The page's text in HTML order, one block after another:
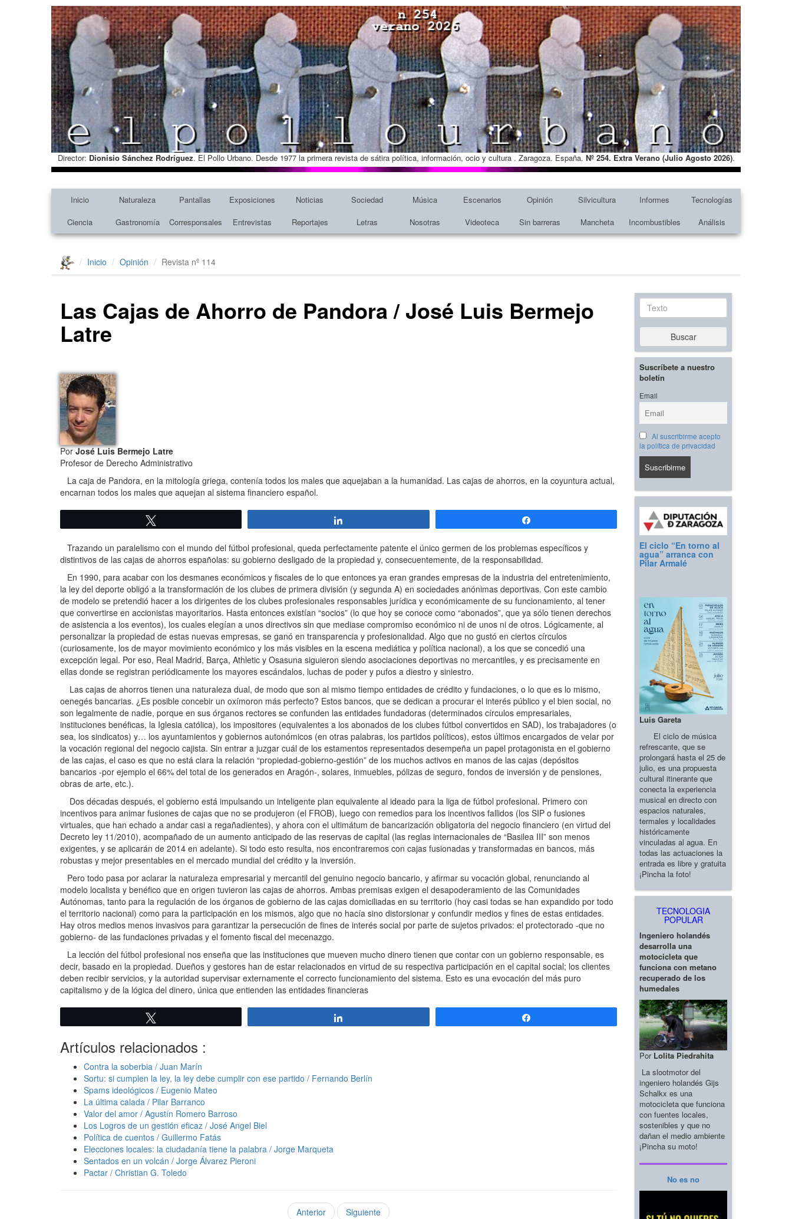
Director: Dionisio Sánchez Rodríguez. El Pollo Urbano. Desde 1977 la primera revista de sátira política, información, ocio y cultura . Zaragoza. España. Nº 254. Extra Verano (Julio Agosto 2026).
Inicio Naturaleza Pantallas Exposiciones Noticias Sociedad Música Escenarios Opinión Silvicultura Informes
Tecnologías
Ciencia
Gastronomía Corresponsales Entrevistas Reportajes Letras Nosotras Videoteca Sin barreras Mancheta Incombustibles Análisis
Inicio Opinión Revista nº 114
Las Cajas de Ahorro de Pandora / José Luis Bermejo
Latre
PorJosé Luis Bermejo Latre
Profesor de Derecho Administrativo
La caja de Pandora, en la mitología griega, contenía todos los males que aquejaban a la humanidad. Las cajas de ahorros, en la coyuntura actual,
encarnan todos los males que aquejan al sistema financiero español.
Trazando un paralelismo con el mundo del fútbol profesional, queda perfectamente patente el único germen de los problemas específicos y
distintivos de las cajas de ahorros españolas: su gobierno desligado de la propiedad y, consecuentemente, de la responsabilidad.
En 1990, para acabar con los desmanes económicos y fiscales de lo que entonces ya eran grandes empresas de la industria del entretenimiento,
la ley del deporte obligó a la transformación de los clubes de primera división (y segunda A) en sociedades anónimas deportivas. Con este cambio
de modelo se pretendió hacer a los dirigentes de los clubes profesionales responsables jurídica y económicamente de su funcionamiento, al tener
que convertirse en accionistas mayoritarios. Hasta entonces existían “socios” (lo que hoy se conoce como “abonados”, que ya sólo tienen derechos
de asistencia a los eventos), los cuales elegían a unos directivos sin que mediase compromiso económico ni de unos ni de otros. Lógicamente, al
personalizar la propiedad de estas nuevas empresas, se ganó en transparencia y profesionalidad. Algo que no gustó en ciertos círculos
(curiosamente, los de mayor movimiento económico y los más visibles en la escena mediática y política nacional), a los que se concedió una
excepción legal. Por eso, Real Madrid, Barça, Athletic y Osasuna siguieron siendo asociaciones deportivas no mercantiles, y es precisamente en
ellas donde se registran periódicamente los mayores escándalos, luchas de poder y pufos a diestro y siniestro.
Las cajas de ahorros tienen una naturaleza dual, de modo que son al mismo tiempo entidades de crédito y fundaciones, o lo que es lo mismo,
oenegés bancarias. ¿Es posible concebir un oxímoron más perfecto? Estos bancos, que se dedican a procurar el interés público y el bien social, no
son legalmente de nadie, porque en sus órganos rectores se confunden las entidades fundadoras (determinados círculos empresariales,
instituciones benéficas, la Iglesia católica), los impositores (equivalentes a los abonados de los clubes fútbol convertidos en SAD), los trabajadores (o
sea, los sindicatos) y… los ayuntamientos y gobiernos autonómicos (en otras palabras, los partidos políticos), estos últimos encargados de velar por
la vocación regional del negocio cajista. Sin entrar a juzgar cuál de los estamentos representados desempeña un papel protagonista en el gobierno
de las cajas, el caso es que no está clara la relación “propiedad-gobierno-gestión” de los muchos activos en manos de las cajas (depósitos
bancarios -por ejemplo el 66% del total de los generados en Aragón-, solares, inmuebles, pólizas de seguro, fondos de inversión y de pensiones,
obras de arte, etc.).
Dos décadas después, el gobierno está impulsando un inteligente plan equivalente al ideado para la liga de fútbol profesional. Primero con
incentivos para animar fusiones de cajas que no se produjeron (el FROB), luego con remedios para los incentivos fallidos (los SIP o fusiones
virtuales, que han echado a andar casi a regañadientes), y ahora con el ultimátum de bancarización obligatoria del negocio financiero (en virtud del
Decreto ley 11/2010), acompañado de un aumento anticipado de las reservas de capital (las reglas internacionales de “Basilea III” son menos
exigentes, y se aplicarán de 2014 en adelante). Si todo esto resulta, nos encontraremos con cajas fusionadas y transformadas en bancos, más
robustas y mejor presentables en el mercado mundial del crédito y la inversión.
Pero todo pasa por aclarar la naturaleza empresarial y mercantil del genuino negocio bancario, y afirmar su vocación global, renunciando al
modelo localista y benéfico que en origen tuvieron las cajas de ahorros. Ambas premisas exigen el desapoderamiento de las Comunidades
Autónomas, tanto para la regulación de los órganos de gobierno de las cajas domiciliadas en su territorio (hoy casi todas se han expandido por todo
el territorio nacional) como para la participación en los mismos, algo que no hacía sino distorsionar y confundir medios y fines de estas entidades.
Hay otros medios menos invasivos para garantizar la persecución de fines de interés social por parte de sujetos privados: el protectorado -que no
gobierno- de las fundaciones privadas y el fomento fiscal del mecenazgo.
La lección del fútbol profesional nos enseña que las instituciones que mueven mucho dinero tienen que contar con un gobierno responsable, es
decir, basado en la propiedad. Dueños y gestores han de estar relacionados en virtud de su respectiva participación en el capital social; los clientes
deben recibir servicios, y la autoridad supervisar externamente el correcto funcionamiento del sistema. Esto es una evocación del más puro
capitalismo y de la lógica del dinero, única que entienden las entidades financieras
Artículos relacionados :
Contra la soberbia / Juan Marín
Sortu: si cumplen la ley, la ley debe cumplir con ese partido / Fernando Berlín
Spams ideológicos / Eugenio Mateo
La última calada / Pilar Barranco
Valor del amor / Agustín Romero Barroso
Los Logros de un gestión eficaz / José Angel Biel
Política de cuentos / Guillermo Fatás
Elecciones locales: la ciudadanía tiene la palabra / Jorge Marqueta
Sentados en un volcán / Jorge Álvarez Pieroni
Pactar / Christian G. Toledo
Anterior Siguiente
Texto
Buscar
Suscríbete a nuestro
boletín
Email
Al suscribirme acepto
la política de privacidad
El ciclo “En torno al
agua” arranca con
Pilar Armalé
Luis Gareta
El ciclo de música
refrescante, que se
prolongará hasta el 25 de
julio, es una propuesta
cultural itinerante que
conecta la experiencia
musical en directo con
espacios naturales,
termales y localidades
históricamente
vinculadas al agua. En
todas las actuaciones la
entrada es libre y gratuita
¡Pincha la foto!
TECNOLOGIA
POPULAR
Ingeniero holandés
desarrolla una
motocicleta que
funciona con metano
recuperado de los
humedales
Por Lolita Piedrahita
La slootmotor del
ingeniero holandés Gijs
Schalkx es una
motocicleta que funciona
con fuentes locales,
sostenibles y que no
dañan el medio ambiente
¡Pincha su moto!
No es no